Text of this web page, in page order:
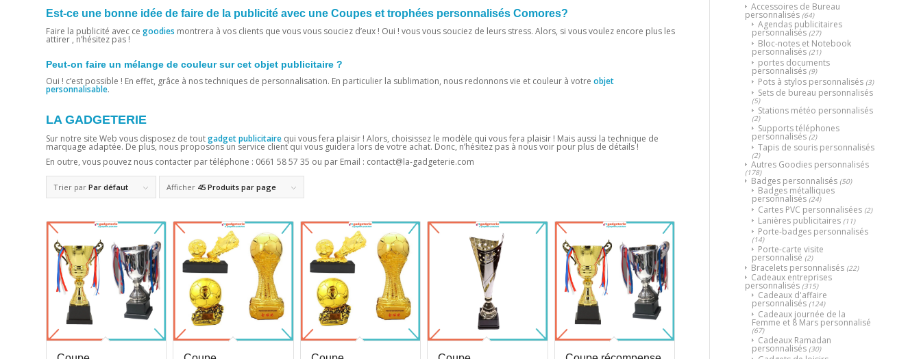
Est-ce une bonne idée de faire de la publicité avec une Coupes et trophées personnalisés Comores?
Faire la publicité avec ce goodies montrera à vos clients que vous vous souciez d’eux ! Oui ! vous vous souciez de leurs stress. Alors, si vous voulez encore plus les
attirer , n’hésitez pas !
Peut-on faire un mélange de couleur sur cet objet publicitaire ?
Oui ! c’est possible ! En effet, grâce à nos techniques de personnalisation. En particulier la sublimation, nous redonnons vie et couleur à votre objet
personnalisable.
LA GADGETERIE
Sur notre site Web vous disposez de toutgadget publicitaire qui vous fera plaisir ! Alors, choisissez le modèle qui vous fera plaisir ! Mais aussi la technique de
marquage adaptée. De plus, nous proposons un service client qui vous guidera lors de votre achat. Donc, n’hésitez pas à nous voir pour plus de détails !
En outre, vous pouvez nous contacter par téléphone : 0661 58 57 35 ou par Email : contact@la-gadgeterie.com
Trier par Par défaut Afficher 45 Produits par page
Accessoires de Bureau
personnalisés (64)
Agendas publicitaires
personnalisés (27)
Bloc-notes et Notebook
personnalisés (21)
portes documents
personnalisés (9)
Pots à stylos personnalisés (3)
Sets de bureau personnalisés
(5)
Stations météo personnalisés
(2)
Supports téléphones
personnalisés (2)
Tapis de souris personnalisés
(2)
Autres Goodies personnalisés
(178)
Badges personnalisés (50)
Badges métalliques
personnalisés (24)
Cartes PVC personnalisées (2)
Lanières publicitaires (11)
Porte-badges personnalisés
(14)
Porte-carte visite
personnalisé (2)
Bracelets personnalisés (22)
Cadeaux entreprises
personnalisés (315)
Cadeaux d'affaire
personnalisés (124)
Cadeaux journée de la
Femme et 8 Mars personnalisé
(67)
Cadeaux Ramadan
personnalisés (30)